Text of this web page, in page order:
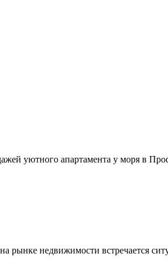
уютного апартамента у моря в
недвижимости встречается